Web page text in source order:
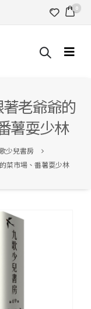
0
老爺爺的
薯耍少林
少兒書房
菜市場、番薯耍少林